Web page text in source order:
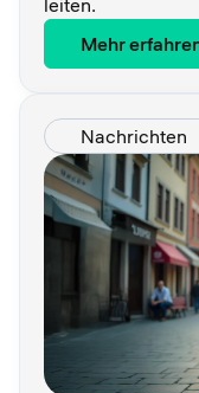
leiten.
Mehr
Nachrichten